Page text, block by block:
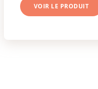
VOIR LE PRODUIT